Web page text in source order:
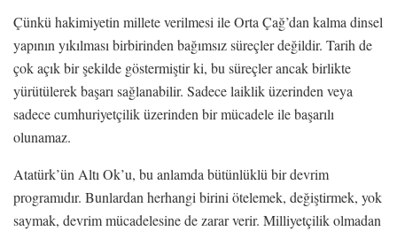
Çünkü hakimiyetin millete verilmesi ile Orta Çağ’dan kalma dinsel
yapının yıkılması birbirinden bağımsız süreçler değildir. Tarih de
çok açık bir şekilde göstermiştir ki, bu süreçler ancak birlikte
yürütülerek başarı sağlanabilir. Sadece laiklik üzerinden veya
sadece cumhuriyetçilik üzerinden bir mücadele ile başarılı
olunamaz.
Atatürk’ün Altı Ok’u, bu anlamda bütünlüklü bir devrim
programıdır. Bunlardan herhangi birini ötelemek, değiştirmek, yok
saymak, devrim mücadelesine de zarar verir. Milliyetçilik olmadan